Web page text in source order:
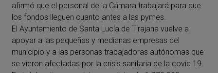
afirmó que el personal de la Cámara trabajará para que
los fondos lleguen cuanto antes a las pymes.
El Ayuntamiento de Santa Lucía de Tirajana vuelve a
apoyar a las pequeñas y medianas empresas del
municipio y a las personas trabajadoras autónomas que
se vieron afectadas por la crisis sanitaria de la covid 19.